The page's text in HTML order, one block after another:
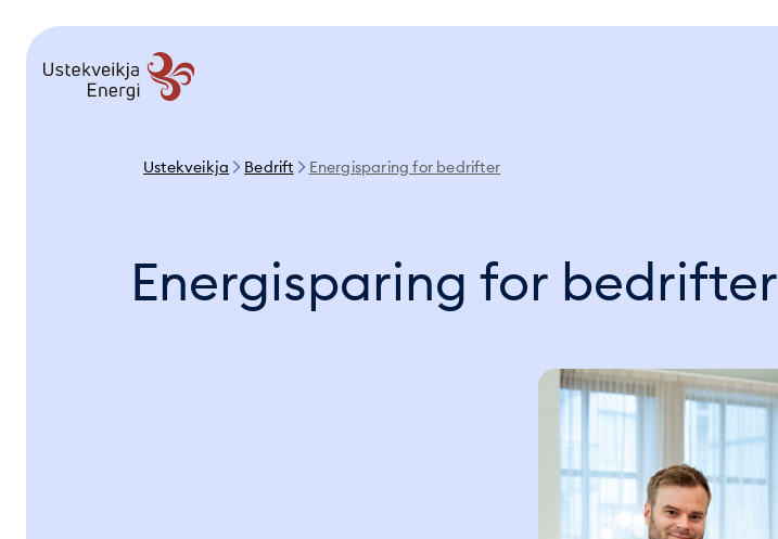
Ustekveikja Bedrift Energisparing for bedrifter
Energisparing for bedrifter